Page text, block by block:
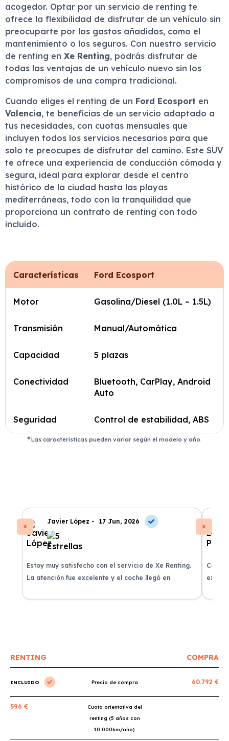
acogedor. Optar por un servicio de renting te
ofrece la flexibilidad de disfrutar de un vehículo sin
preocuparte por los gastos añadidos, como el
mantenimiento o los seguros. Con nuestro servicio
de renting en Xe Renting, podrás disfrutar de
todas las ventajas de un vehículo nuevo sin los
compromisos de una compra tradicional.
Cuando eliges el renting de un Ford Ecosport en
Valencia, te beneficias de un servicio adaptado a
tus necesidades, con cuotas mensuales que
incluyen todos los servicios necesarios para que
solo te preocupes de disfrutar del camino. Este SUV
te ofrece una experiencia de conducción cómoda y
segura, ideal para explorar desde el centro
histórico de la ciudad hasta las playas
mediterráneas, todo con la tranquilidad que
proporciona un contrato de renting con todo
incluido.
Características Ford Ecosport
Motor Gasolina/Diesel (1.0L – 1.5L)
Transmisión Manual/Automática
Capacidad 5 plazas
Conectividad
Bluetooth, CarPlay, Android
Auto
Seguridad Control de estabilidad, ABS
Las características pueden variar según el modelo y año.
Javier López - 17 Jun, 2026
Estoy muy satisfecho con el servicio de Xe Renting.
La atención fue excelente y el coche llegó en
RENTING COMPRA
INCLUIDO Precio de compra 60.792 €
596 €
Cuota orientativa del
renting (5 años con
10.000km/año)